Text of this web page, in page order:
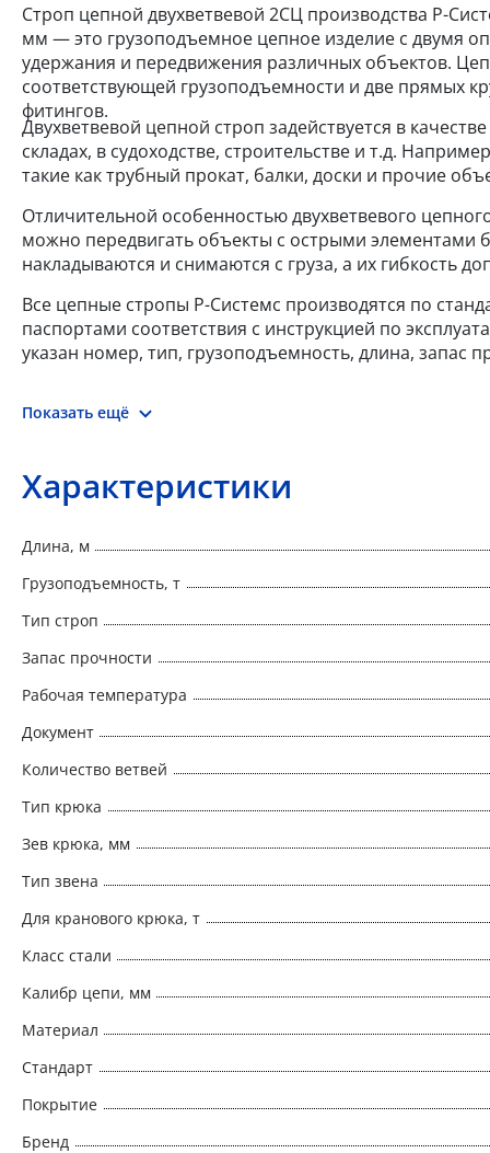
Строп цепной двухветвевой 2СЦ производства Р-
мм — это грузоподъемное цепное изделие с двумя
удержания и передвижения различных объектов.
соответствующей грузоподъемности и две прямых
фитингов.
Двухветвевой цепной строп задействуется в
складах, в судоходстве, строительстве и т.д.
такие как трубный прокат, балки, доски и прочие
Отличительной особенностью двухветвевого
можно передвигать объекты с острыми элементами
накладываются и снимаются с груза, а их гибкость
Все цепные стропы Р-Системс производятся по
паспортами соответствия с инструкцией по
указан номер, тип, грузоподъемность, длина, запас
Показать ещё
Характеристики
Длина, м
Грузоподъемность, т
Тип строп
Запас прочности
Рабочая температура
Документ
Количество ветвей
Тип крюка
Зев крюка, мм
Тип звена
Для кранового крюка, т
Класс стали
Калибр цепи, мм
Материал
Стандарт
Покрытие
Бренд